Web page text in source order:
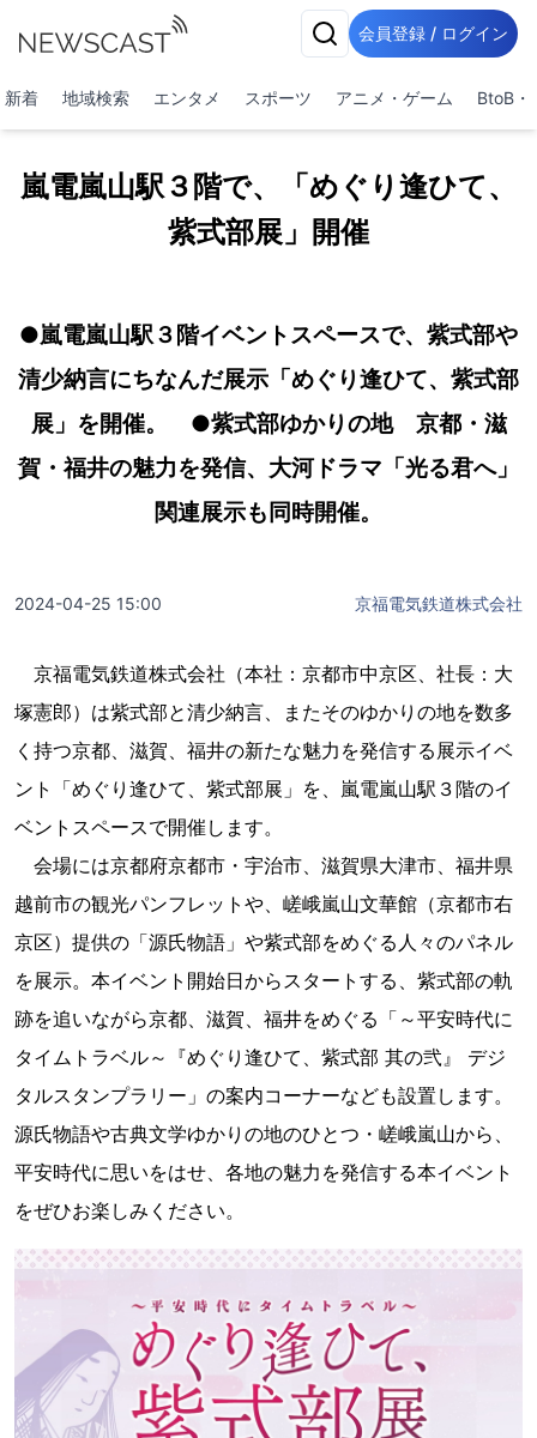
会員登録 / ログイン
新着 地域検索 エンタメ スポーツ アニメ・ゲーム BtoB・
嵐電嵐山駅３階で、「めぐり逢ひて、
紫式部展」開催
●嵐電嵐山駅３階イベントスペースで、紫式部や
清少納言にちなんだ展示「めぐり逢ひて、紫式部
展」を開催。 ●紫式部ゆかりの地 京都・滋
賀・福井の魅力を発信、大河ドラマ「光る君へ」
関連展示も同時開催。
2024-04-25 15:00 京福電気鉄道株式会社
京福電気鉄道株式会社（本社：京都市中京区、社長：大
塚憲郎）は紫式部と清少納言、またそのゆかりの地を数多
く持つ京都、滋賀、福井の新たな魅力を発信する展示イベ
ント「めぐり逢ひて、紫式部展」を、嵐電嵐山駅３階のイ
ベントスペースで開催します。
会場には京都府京都市・宇治市、滋賀県大津市、福井県
越前市の観光パンフレットや、嵯峨嵐山文華館（京都市右
京区）提供の「源氏物語」や紫式部をめぐる人々のパネル
を展示。本イベント開始日からスタートする、紫式部の軌
跡を追いながら京都、滋賀、福井をめぐる「～平安時代に
タイムトラベル～『めぐり逢ひて、紫式部 其の弐』 デジ
タルスタンプラリー」の案内コーナーなども設置します。
源氏物語や古典文学ゆかりの地のひとつ・嵯峨嵐山から、
平安時代に思いをはせ、各地の魅力を発信する本イベント
をぜひお楽しみください。